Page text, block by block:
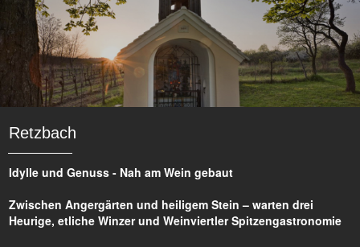
Retzbach
Idylle und Genuss - Nah am Wein gebaut
Zwischen Angergärten und heiligem Stein – warten drei
Heurige, etliche Winzer und Weinviertler Spitzengastronomie